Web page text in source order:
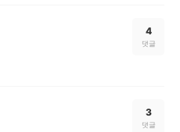
4
댓글
3
댓글